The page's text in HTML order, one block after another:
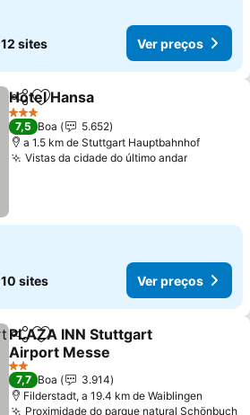
12 sites Ver preços
PartilharAdicionar aos favoritos
Hotel Hansa
3 Estrelas
7,5 Boa
5.652
a 1.5 km de Stuttgart Hauptbahnhof
Vistas da cidade do último andar
10 sites Ver preços
PartilharAdicionar aos favoritos
PLAZA INN Stuttgart
Airport Messe
2 Estrelas
7,7 Boa
3.914
Filderstadt, a 19.4 km de Waiblingen
Proximidade do parque natural Schönbuch